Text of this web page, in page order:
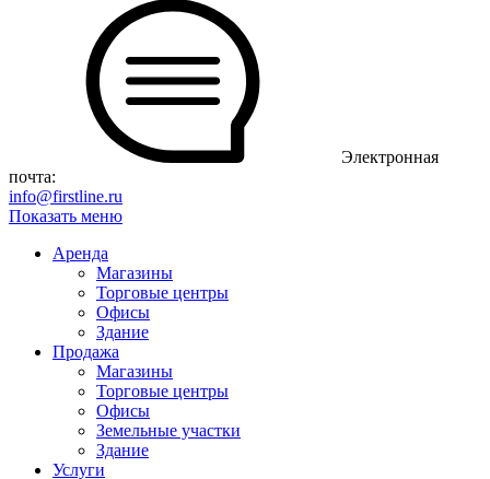
Электронная
почта:
info@firstline.ru
Показать меню
Аренда
Магазины
Торговые центры
Офисы
Здание
Продажа
Магазины
Торговые центры
Офисы
Земельные участки
Здание
Услуги